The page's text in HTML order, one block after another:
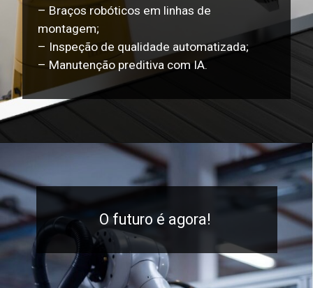
– Braços robóticos em linhas de
montagem;
– Inspeção de qualidade automatizada;
– Manutenção preditiva com IA.
O futuro é agora!